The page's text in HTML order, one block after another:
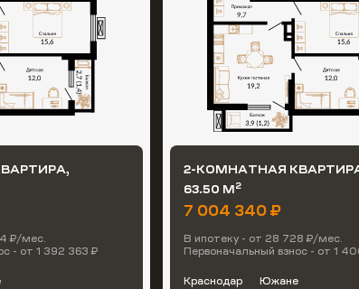
₽/мес.
- от 1 392 363 ₽
2-КОМНАТНАЯ
63.50 М2
7 004 340 ₽
В ипотеку - от 28 728 ₽/мес.
Первоначальный взнос - от 1
Краснодар
Южане